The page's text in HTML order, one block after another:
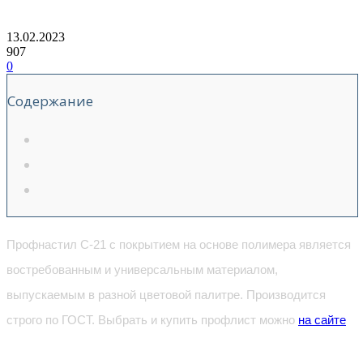
13.02.2023
907
0
Содержание
Профнастил С-21 с покрытием на основе полимера является
востребованным и универсальным материалом,
выпускаемым в разной цветовой палитре. Производится
строго по ГОСТ. Выбрать и купить профлист можно на сайте